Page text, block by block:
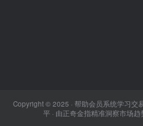
Copyright © 2025 · 帮助会员系统学习交
平 · 由正奇金指精准洞察市场趋